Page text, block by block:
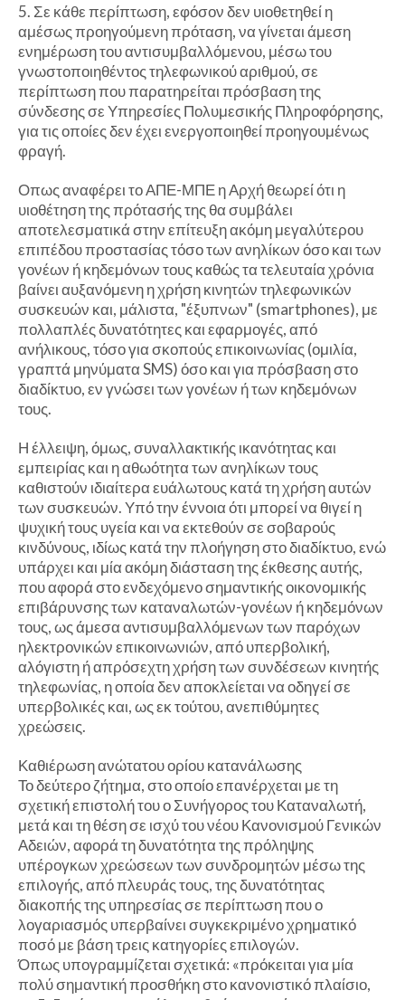
5. Σε κάθε περίπτωση, εφόσον δεν υιοθετηθεί η
αμέσως προηγούμενη πρόταση, να γίνεται άμεση
ενημέρωση του αντισυμβαλλόμενου, μέσω του
γνωστοποιηθέντος τηλεφωνικού αριθμού, σε
περίπτωση που παρατηρείται πρόσβαση της
σύνδεσης σε Υπηρεσίες Πολυμεσικής Πληροφόρησης,
για τις οποίες δεν έχει ενεργοποιηθεί προηγουμένως
φραγή.
Οπως αναφέρει το ΑΠΕ-ΜΠΕ η Αρχή θεωρεί ότι η
υιοθέτηση της πρότασής της θα συμβάλει
αποτελεσματικά στην επίτευξη ακόμη μεγαλύτερου
επιπέδου προστασίας τόσο των ανηλίκων όσο και των
γονέων ή κηδεμόνων τους καθώς τα τελευταία χρόνια
βαίνει αυξανόμενη η χρήση κινητών τηλεφωνικών
συσκευών και, μάλιστα, "έξυπνων" (smartphones), με
πολλαπλές δυνατότητες και εφαρμογές, από
ανήλικους, τόσο για σκοπούς επικοινωνίας (ομιλία,
γραπτά μηνύματα SMS) όσο και για πρόσβαση στο
διαδίκτυο, εν γνώσει των γονέων ή των κηδεμόνων
τους.
Η έλλειψη, όμως, συναλλακτικής ικανότητας και
εμπειρίας και η αθωότητα των ανηλίκων τους
καθιστούν ιδιαίτερα ευάλωτους κατά τη χρήση αυτών
των συσκευών. Υπό την έννοια ότι μπορεί να θιγεί η
ψυχική τους υγεία και να εκτεθούν σε σοβαρούς
κινδύνους, ιδίως κατά την πλοήγηση στο διαδίκτυο, ενώ
υπάρχει και μία ακόμη διάσταση της έκθεσης αυτής,
που αφορά στο ενδεχόμενο σημαντικής οικονομικής
επιβάρυνσης των καταναλωτών-γονέων ή κηδεμόνων
τους, ως άμεσα αντισυμβαλλόμενων των παρόχων
ηλεκτρονικών επικοινωνιών, από υπερβολική,
αλόγιστη ή απρόσεχτη χρήση των συνδέσεων κινητής
τηλεφωνίας, η οποία δεν αποκλείεται να οδηγεί σε
υπερβολικές και, ως εκ τούτου, ανεπιθύμητες
χρεώσεις.
Καθιέρωση ανώτατου ορίου κατανάλωσης
Το δεύτερο ζήτημα, στο οποίο επανέρχεται με τη
σχετική επιστολή του ο Συνήγορος του Καταναλωτή,
μετά και τη θέση σε ισχύ του νέου Κανονισμού Γενικών
Αδειών, αφορά τη δυνατότητα της πρόληψης
υπέρογκων χρεώσεων των συνδρομητών μέσω της
επιλογής, από πλευράς τους, της δυνατότητας
διακοπής της υπηρεσίας σε περίπτωση που ο
λογαριασμός υπερβαίνει συγκεκριμένο χρηματικό
ποσό με βάση τρεις κατηγορίες επιλογών.
Όπως υπογραμμίζεται σχετικά: «πρόκειται για μία
πολύ σημαντική προσθήκη στο κανονιστικό πλαίσιο,